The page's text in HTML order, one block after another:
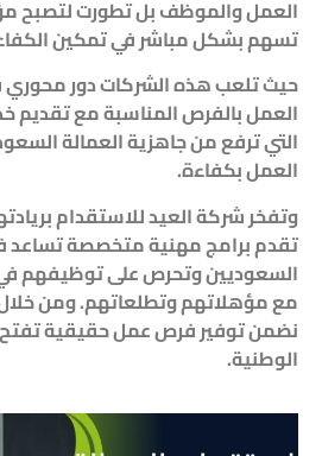
العمل والموظف بل تطورت لتصبح
تسهم بشكل مباشر في تمكين
حيث تلعب هذه الشركات دور محوري
العمل بالفرص المناسبة مع تقديم
التي ترفع من جاهزية العمالة
العمل بكفاءة.
وتفخر شركة العيد للاستقدام
تقدم برامج مهنية متخصصة تساعد
السعوديين وتحرص على توظيفهم
مع مؤهلاتهم وتطلعاتهم. ومن خلال
نضمن توفير فرص عمل حقيقية تفتح
الوطنية.